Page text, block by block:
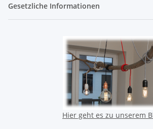
Gesetzliche Informationen
Hier geht es zu unserem